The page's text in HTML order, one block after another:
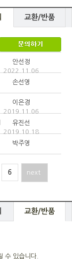
교환/반품
안선정
2022.11.06
손선영
이은경
2019.11.06
유진선
2019.10.18
박주영
6 next
교환/반품
수 있습니다.